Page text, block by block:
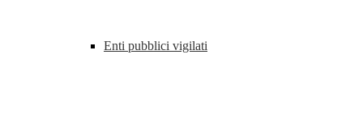
Enti pubblici vigilati